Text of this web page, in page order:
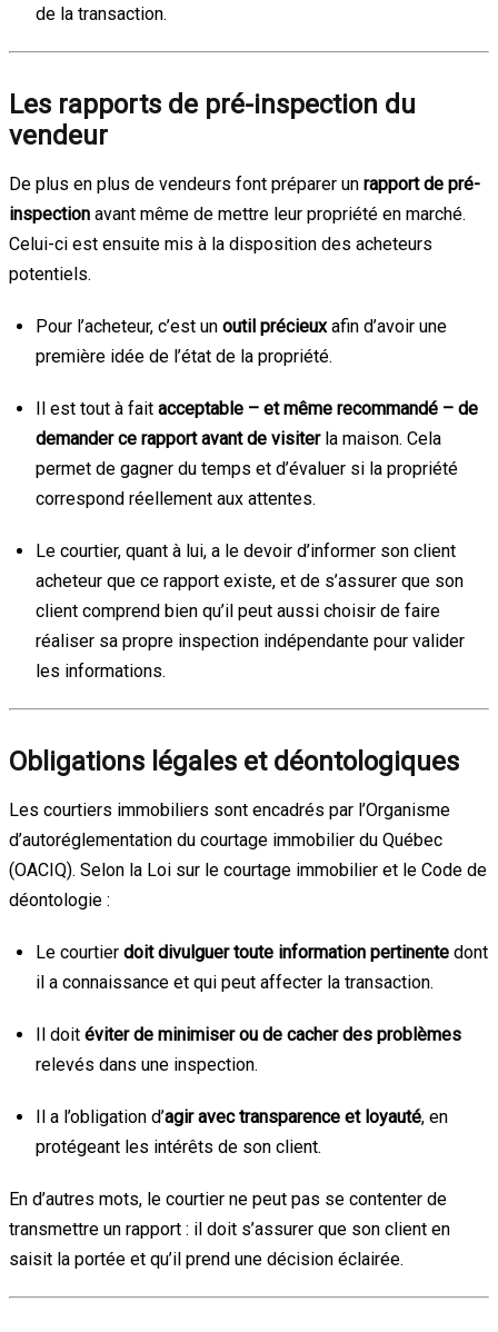
de la transaction.
Les rapports de pré-inspection du
vendeur
De plus en plus de vendeurs font préparer un rapport de pré-
inspection avant même de mettre leur propriété en marché.
Celui-ci est ensuite mis à la disposition des acheteurs
potentiels.
Pour l’acheteur, c’est un outil précieuxafin d’avoir une
première idée de l’état de la propriété.
Il est tout à fait acceptable – et même recommandé – de
demander ce rapport avant de visiterla maison. Cela
permet de gagner du temps et d’évaluer si la propriété
correspond réellement aux attentes.
Le courtier, quant à lui, a le devoir d’informer son client
acheteur que ce rapport existe, et de s’assurer que son
client comprend bien qu’il peut aussi choisir de faire
réaliser sa propre inspection indépendante pour valider
les informations.
Obligations légales et déontologiques
Les courtiers immobiliers sont encadrés par l’Organisme
d’autoréglementation du courtage immobilier du Québec
(OACIQ). Selon la Loi sur le courtage immobilier et le Code de
déontologie :
Le courtier doit divulguer toute information pertinente dont
il a connaissance et qui peut affecter la transaction.
Il doit éviter de minimiser ou de cacher des problèmes
relevés dans une inspection.
Il a l’obligation d’agir avec transparence et loyauté, en
protégeant les intérêts de son client.
En d’autres mots, le courtier ne peut pas se contenter de
transmettre un rapport : il doit s’assurer que son client en
saisit la portée et qu’il prend une décision éclairée.